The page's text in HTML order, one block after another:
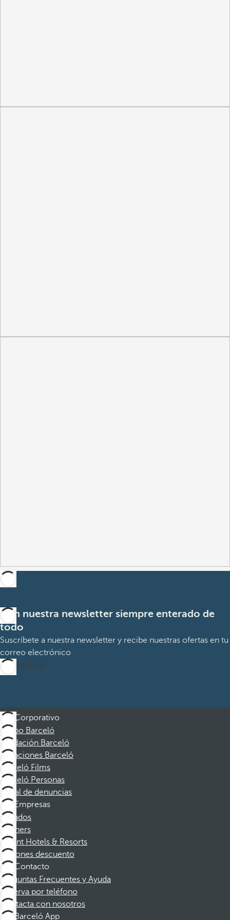
Con nuestra newsletter siempre enterado de
todo
Suscríbete a nuestra newsletter y recibe nuestras ofertas en tu
correo electrónico
Suscribirme
Corporativo
Grupo Barceló
Fundación Barceló
Vacaciones Barceló
Barceló Films
Barceló Personas
Canal de denuncias
Empresas
Afiliados
Partners
Dorint Hotels & Resorts
Cupones descuento
Contacto
Preguntas Frecuentes y Ayuda
Reserva por teléfono
Contacta con nosotros
Barceló App